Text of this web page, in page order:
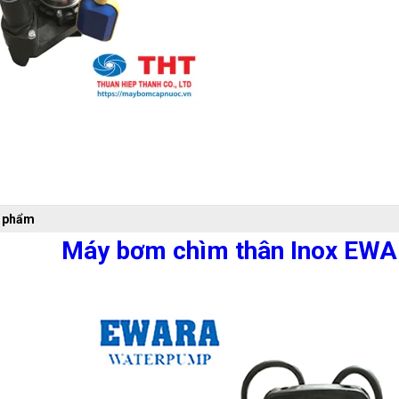
Máy bơm chìm thân Inox